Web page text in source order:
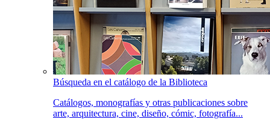
Búsqueda en el catálogo de la Biblioteca
Catálogos, monografías y otras publicaciones sobre
arte, arquitectura, cine, diseño, cómic, fotografía...